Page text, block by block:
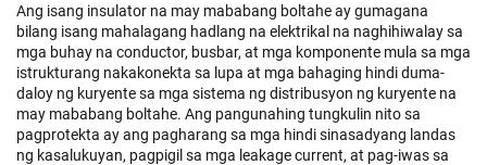
Ang isang insulator na may mababang boltahe ay gumagana
bilang isang mahalagang hadlang na elektrikal na naghihiwalay sa
mga buhay na conductor, busbar, at mga komponente mula sa mga
istrukturang nakakonekta sa lupa at mga bahaging hindi duma-
daloy ng kuryente sa mga sistema ng distribusyon ng kuryente na
may mababang boltahe. Ang pangunahing tungkulin nito sa
pagprotekta ay ang pagharang sa mga hindi sinasadyang landas
ng kasalukuyan, pagpigil sa mga leakage current, at pag-iwas sa